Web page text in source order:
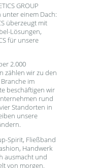
GROUP
unter einem Dach:
überzeugt mit
Lösungen,
für unsere
2.000
zählen wir zu den
im
beschäftigen wir
rund
Standorten in
unsere
Spirit, Fließband
Handwerk
ausmacht und
von morgen.